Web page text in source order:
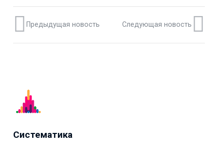
Предыдущая новость Следующая новость
Систематика